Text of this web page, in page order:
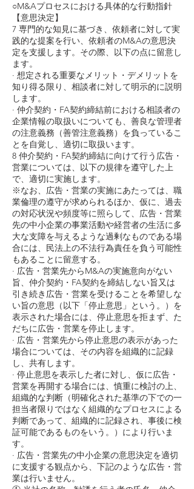
○M&Aプロセスにおける具体的な行動指針
【意思決定】
7 専門的な知見に基づき、依頼者に対して実
践的な提案を行い、依頼者のM&Aの意思決
定を支援します。その際、以下の点に留意し
ます。
· 想定される重要なメリット・デメリットを
知り得る限り、相談者に対して明示的に説明
します。
· 仲介契約・FA契約締結前における相談者の
企業情報の取扱いについても、善良な管理者
の注意義務（善管注意義務）を負っているこ
とを自覚し、適切に取扱います。
8 仲介契約・FA契約締結に向けて行う広告・
営業については、以下の規律を遵守した上
で、適切に実施します。
※なお、広告・営業の実施にあたっては、職
業倫理の遵守が求められるほか、仮に、過去
の対応状況や頻度等に照らして、広告・営業
先の中小企業の事業活動や経営者の生活に多
大な支障を与えるような過剰なものである場
合には、民法上の不法行為責任を負う可能性
もあることに留意する。
· 広告・営業先からM&Aの実施意向がない
旨、仲介契約・FA契約を締結しない旨又は
引き続き広告・営業を受けることを希望しな
い旨の意思（以下「停止意思」という。）を
表示された場合には、停止意思を拒まず、た
だちに広告・営業を停止します。
· 広告・営業先から停止意思の表示があった
場合については、その内容を組織的に記録
し、共有します。
· 停止意思を表示した者に対し、仮に広告・
営業を再開する場合には、慎重に検討の上、
組織的な判断（明確化された基準の下での一
担当者限りではなく組織的なプロセスによる
判断であって、組織的に記録され、事後に検
証可能であるものをいう。）により行いま
す。
· 広告・営業先の中小企業の意思決定を適切
に支援する観点から、下記のような広告・営
業は行いません。